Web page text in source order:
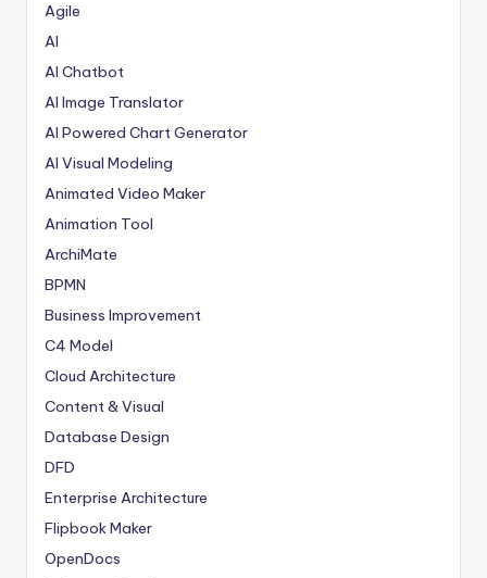
Agile
AI
AI Chatbot
AI Image Translator
AI Powered Chart Generator
AI Visual Modeling
Animated Video Maker
Animation Tool
ArchiMate
BPMN
Business Improvement
C4 Model
Cloud Architecture
Content & Visual
Database Design
DFD
Enterprise Architecture
Flipbook Maker
OpenDocs